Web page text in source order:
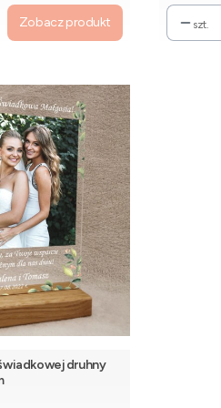
Zobacz produkt szt.
druhny